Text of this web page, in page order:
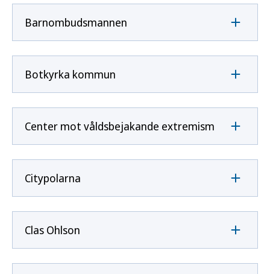
Barnombudsmannen
Botkyrka kommun
Center mot våldsbejakande extremism
Citypolarna
Clas Ohlson